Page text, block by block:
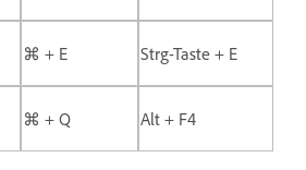
⌘ + E Strg-Taste + E
⌘ + Q Alt + F4